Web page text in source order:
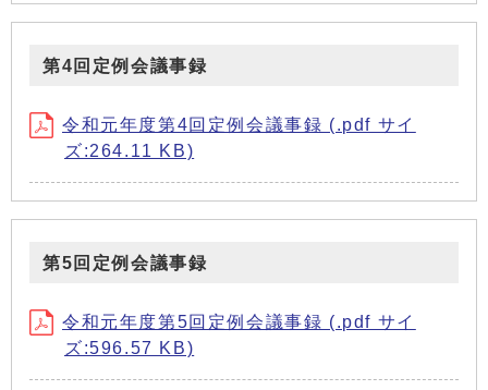
第4回定例会議事録
令和元年度第4回定例会議事録 (.pdf サイ
ズ:264.11 KB)
第5回定例会議事録
令和元年度第5回定例会議事録 (.pdf サイ
ズ:596.57 KB)